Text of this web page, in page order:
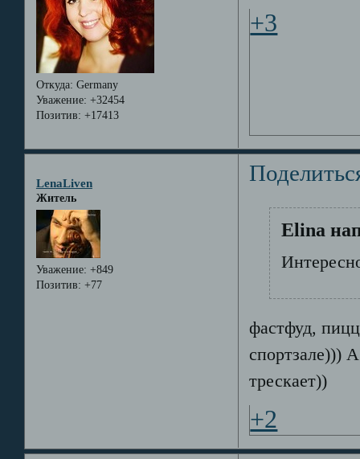
Откуда: Germany
Уважение: +32454
Позитив: +17413
+3
LenaLiven
Житель
Уважение: +849
Позитив: +77
Elina
фастфуд,
спортзале)))
трескает))
+2